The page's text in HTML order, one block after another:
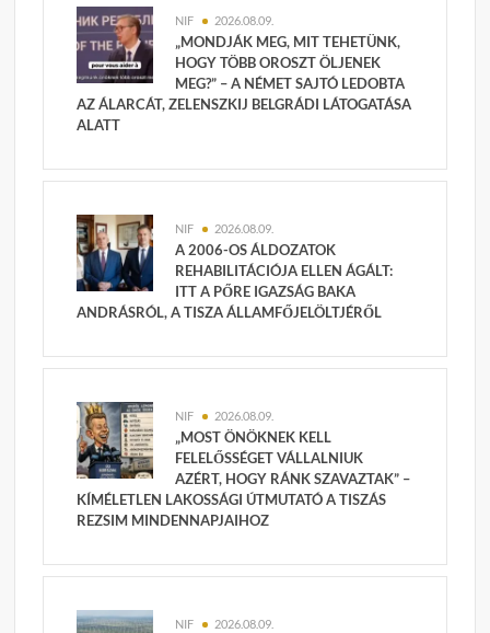
NIF 2026.08.09.
„MONDJÁK MEG, MIT TEHETÜNK,
HOGY TÖBB OROSZT ÖLJENEK
MEG?” – A NÉMET SAJTÓ LEDOBTA
AZ ÁLARCÁT, ZELENSZKIJ BELGRÁDI LÁTOGATÁSA
ALATT
NIF 2026.08.09.
A 2006-OS ÁLDOZATOK
REHABILITÁCIÓJA ELLEN ÁGÁLT:
ITT A PŐRE IGAZSÁG BAKA
ANDRÁSRÓL, A TISZA ÁLLAMFŐJELÖLTJÉRŐL
NIF 2026.08.09.
„MOST ÖNÖKNEK KELL
FELELŐSSÉGET VÁLLALNIUK
AZÉRT, HOGY RÁNK SZAVAZTAK” –
KÍMÉLETLEN LAKOSSÁGI ÚTMUTATÓ A TISZÁS
REZSIM MINDENNAPJAIHOZ
NIF 2026.08.09.